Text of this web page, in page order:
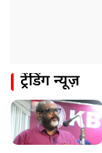
ट्रेंडिंग न्यूज़